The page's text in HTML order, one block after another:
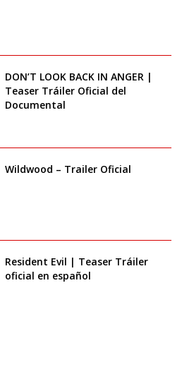
DON’T LOOK BACK IN ANGER |
Teaser Tráiler Oficial del
Documental
Wildwood – Trailer Oficial
Resident Evil | Teaser Tráiler
oficial en español